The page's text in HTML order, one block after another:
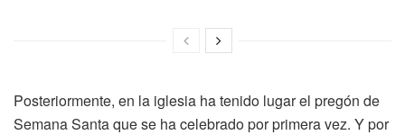
Posteriormente, en la iglesia ha tenido lugar el pregón de
Semana Santa que se ha celebrado por primera vez. Y por